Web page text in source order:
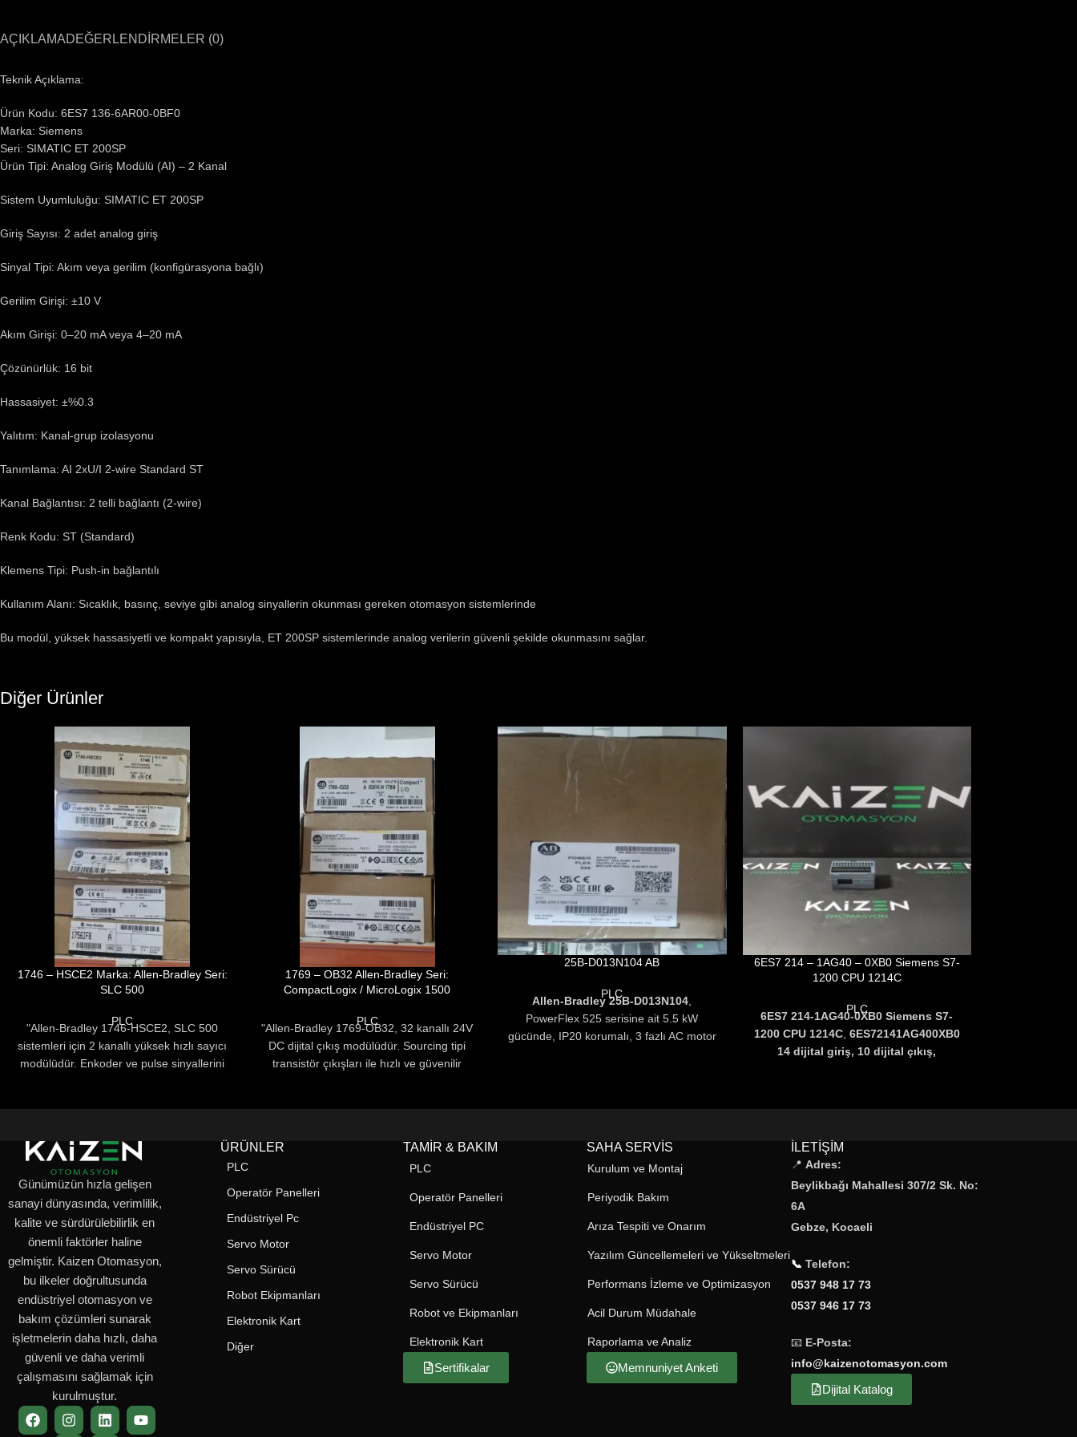
AÇIKLAMADEĞERLENDIRMELER (0)
Teknik Açıklama:
Ürün Kodu: 6ES7 136-6AR00-0BF0
Marka: Siemens
Seri: SIMATIC ET 200SP
Ürün Tipi: Analog Giriş Modülü (AI) – 2 Kanal
Sistem Uyumluluğu: SIMATIC ET 200SP
Giriş Sayısı: 2 adet analog giriş
Sinyal Tipi: Akım veya gerilim (konfigürasyona bağlı)
Gerilim Girişi: ±10 V
Akım Girişi: 0–20 mA veya 4–20 mA
Çözünürlük: 16 bit
Hassasiyet: ±%0.3
Yalıtım: Kanal-grup izolasyonu
Tanımlama: AI 2xU/I 2-wire Standard ST
Kanal Bağlantısı: 2 telli bağlantı (2-wire)
Renk Kodu: ST (Standard)
Klemens Tipi: Push-in bağlantılı
Kullanım Alanı: Sıcaklık, basınç, seviye gibi analog sinyallerin okunması gereken otomasyon sistemlerinde
Bu modül, yüksek hassasiyetli ve kompakt yapısıyla, ET 200SP sistemlerinde analog verilerin güvenli şekilde okunmasını sağlar.
Diğer Ürünler
1746 – HSCE2 Marka: Allen-Bradley Seri:
SLC 500
PLC
"Allen-Bradley 1746-HSCE2, SLC 500
sistemleri için 2 kanallı yüksek hızlı sayıcı
modülüdür. Enkoder ve pulse sinyallerini
1769 – OB32 Allen-Bradley Seri:
CompactLogix / MicroLogix 1500
PLC
"Allen-Bradley 1769-OB32, 32 kanallı 24V
DC dijital çıkış modülüdür. Sourcing tipi
transistör çıkışları ile hızlı ve güvenilir
25B-D013N104 AB
PLC
Allen-Bradley 25B-D013N104,
PowerFlex 525 serisine ait 5.5 kW
gücünde, IP20 korumalı, 3 fazlı AC motor
sistemlerinde yüksek performans ve
6ES7 214 – 1AG40 – 0XB0 Siemens S7-
1200 CPU 1214C
PLC
6ES7 214-1AG40-0XB0 Siemens S7-
1200 CPU 1214C, 6ES72141AG400XB0
14 dijital giriş, 10 dijital çıkış,
uyumluluğuile verimli ve esnek kontrol
Günümüzün hızla gelişen
sanayi dünyasında, verimlilik,
kalite ve sürdürülebilirlik en
önemli faktörler haline
gelmiştir. Kaizen Otomasyon,
bu ilkeler doğrultusunda
endüstriyel otomasyon ve
bakım çözümleri sunarak
işletmelerin daha hızlı, daha
güvenli ve daha verimli
çalışmasını sağlamak için
kurulmuştur.
ÜRÜNLER
PLC
Operatör Panelleri
Endüstriyel Pc
Servo Motor
Servo Sürücü
Robot Ekipmanları
Elektronik Kart
Diğer
TAMIR & BAKIM
PLC
Operatör Panelleri
Endüstriyel PC
Servo Motor
Servo Sürücü
Robot ve Ekipmanları
Elektronik Kart
Sertifikalar
SAHA SERVIS
Kurulum ve Montaj
Periyodik Bakım
Arıza Tespiti ve Onarım
Yazılım Güncellemeleri ve Yükseltmeleri
Performans İzleme ve Optimizasyon
Acil Durum Müdahale
Raporlama ve Analiz
Memnuniyet Anketi
İLETIŞIM
📍 Adres:
Beylikbağı Mahallesi 307/2 Sk. No:
6A
Gebze, Kocaeli
📞 Telefon:
0537 948 17 73
0537 946 17 73
📧 E-Posta:
info@kaizenotomasyon.com
Dijital Katalog